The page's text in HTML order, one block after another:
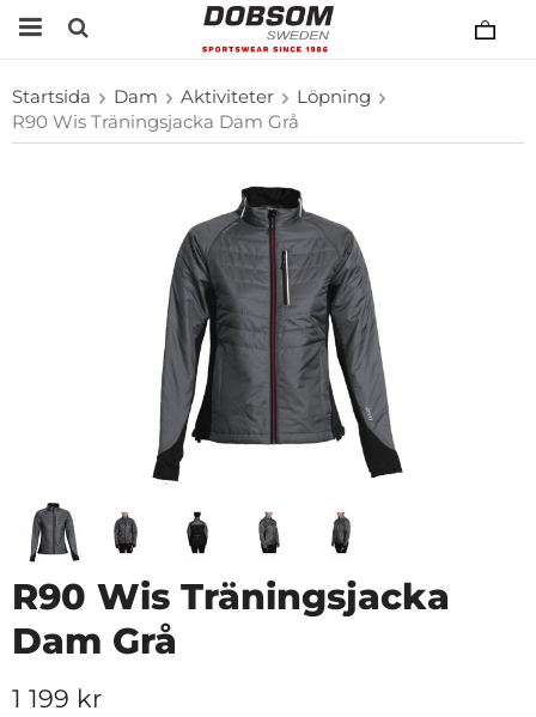
Startsida Dam Aktiviteter
Löpning
R90 Wis Träningsjacka Dam Grå
R90 Wis Träningsjacka
Dam Grå
1 199 kr